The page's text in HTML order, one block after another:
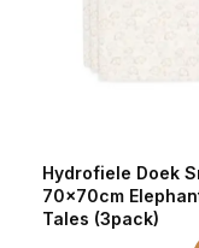
Hydrofiele Doek
70x70cm
Tales (3pack)